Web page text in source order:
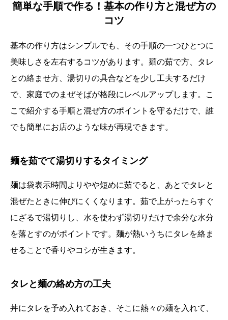
簡単な手順で作る！基本の作り方と混ぜ方の
コツ
基本の作り方はシンプルでも、その手順の一つひとつに
美味しさを左右するコツがあります。麺の茹で方、タレ
との絡ませ方、湯切りの具合などを少し工夫するだけ
で、家庭でのまぜそばが格段にレベルアップします。こ
こで紹介する手順と混ぜ方のポイントを守るだけで、誰
でも簡単にお店のような味が再現できます。
麺を茹でて湯切りするタイミング
麺は袋表示時間よりやや短めに茹でると、あとでタレと
混ぜたときに伸びにくくなります。茹で上がったらすぐ
にざるで湯切りし、水を使わず湯切りだけで余分な水分
を落とすのがポイントです。麺が熱いうちにタレを絡ま
せることで香りやコシが生きます。
タレと麺の絡め方の工夫
丼にタレを予め入れておき、そこに熱々の麺を入れて、